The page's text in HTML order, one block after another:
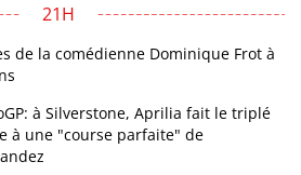
21H
de la comédienne Dominique Frot à
à Silverstone, Aprilia fait le triplé
à une "course parfaite" de